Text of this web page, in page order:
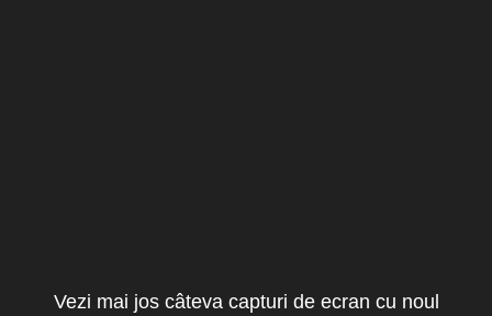
Vezi mai jos câteva capturi de ecran cu noul